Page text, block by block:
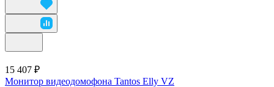
15 407 ₽
Монитор видеодомофона Tantos Elly VZ